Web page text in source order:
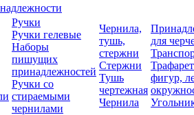
Ручки
Ручки гелевые
Наборы
пишущих
принадлежностей
Ручки со
стираемыми
чернилами
Чернила,
тушь,
стержни
Стержни
Тушь
чертежная
Чернила
для
фигур,